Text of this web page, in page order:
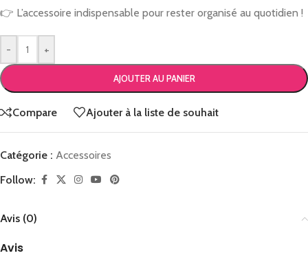
👉 L’accessoire indispensable pour rester organisé au quotidien !
- +
AJOUTER AU PANIER
Compare Ajouter à la liste de souhait
Catégorie : Accessoires
Follow:
Avis (0)
Avis